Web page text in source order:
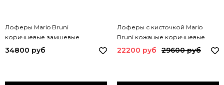
Лоферы Mario Bruni
коричневые замшевые
перфорированные 65153 MB
34800 руб
Лоферы с кисточкой Mario
Bruni кожаные коричневые
62288 MB
22200 руб 29600 руб